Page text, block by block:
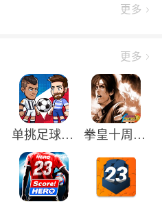
更多
更多
单挑足球正版手游 拳皇十周年纪念版